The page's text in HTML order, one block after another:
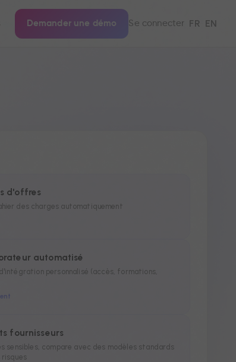
Demander une démo Se connecter FR EN
d'offres
des charges automatiquement
automatisé
personnalisé (accès, formations,
fournisseurs
sensibles, compare avec des modèles standards
risques